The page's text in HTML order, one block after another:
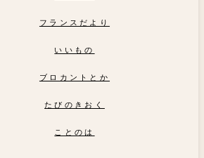
フランスだより
いいもの
ブロカントとか
たびのきおく
ことのは